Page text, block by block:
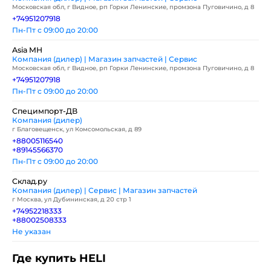
Московская обл, г Видное, рп Горки Ленинские, промзона Пуговичино, д 8
+74951207918
Пн-Пт с 09:00 до 20:00
Asia MH
Компания (дилер) | Магазин запчастей | Сервис
Московская обл, г Видное, рп Горки Ленинские, промзона Пуговичино, д 8
+74951207918
Пн-Пт с 09:00 до 20:00
Специмпорт-ДВ
Компания (дилер)
г Благовещенск, ул Комсомольская, д 89
+88005116540
+89145566370
Пн-Пт с 09:00 до 20:00
Склад.ру
Компания (дилер) | Сервис | Магазин запчастей
г Москва, ул Дубининская, д 20 стр 1
+74952218333
+88002508333
Не указан
Где купить HELI